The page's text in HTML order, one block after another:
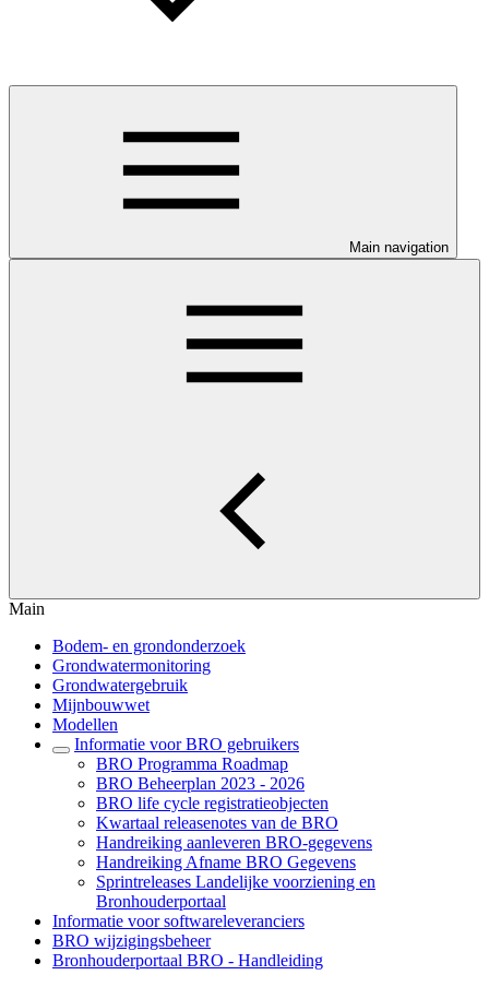
Main navigation
Main
Bodem- en grondonderzoek
Grondwatermonitoring
Grondwatergebruik
Mijnbouwwet
Modellen
Informatie voor BRO gebruikers
BRO Programma Roadmap
BRO Beheerplan 2023 - 2026
BRO life cycle registratieobjecten
Kwartaal releasenotes van de BRO
Handreiking aanleveren BRO-gegevens
Handreiking Afname BRO Gegevens
Sprintreleases Landelijke voorziening en
Bronhouderportaal
Informatie voor softwareleveranciers
BRO wijzigingsbeheer
Bronhouderportaal BRO - Handleiding